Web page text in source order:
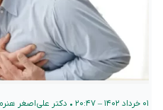
۰۱ خرداد ۱۴۰۲ – ۲۰:۴۷ • دکتر علی‌اصغر